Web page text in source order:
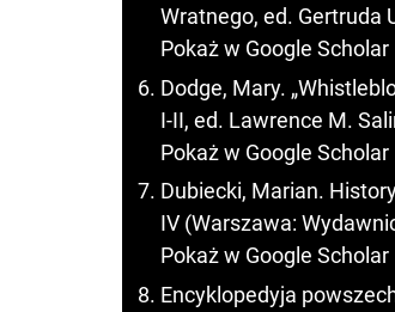
Wratnego, ed. Gertruda
Pokaż w Google Scholar
Dodge, Mary.
I-II, ed. Lawrence M.
Pokaż w Google Scholar
Dubiecki, Marian.
IV (Warszawa:
Pokaż w Google Scholar
Encyklopedyja